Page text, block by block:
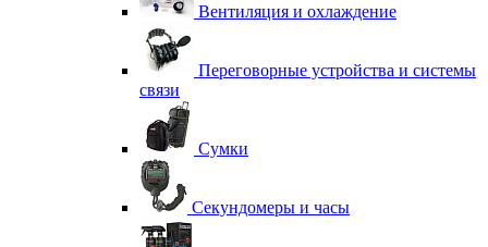
Вентиляция и охлаждение
Переговорные устройства и системы
связи
Сумки
Секундомеры и часы